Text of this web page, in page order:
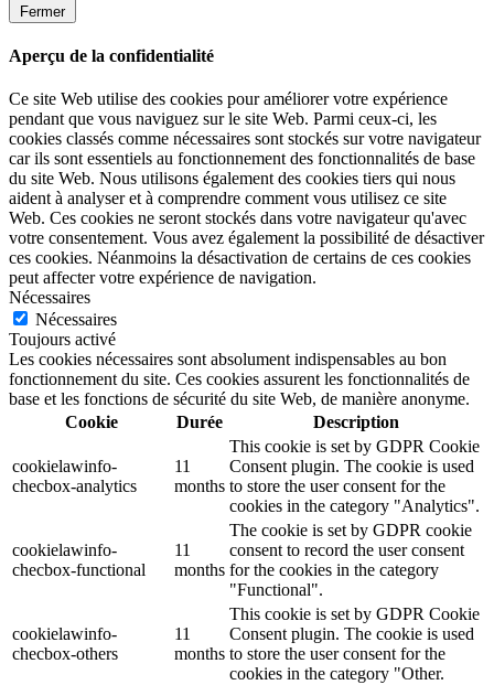
Fermer
Aperçu de la confidentialité
Ce site Web utilise des cookies pour améliorer votre expérience
pendant que vous naviguez sur le site Web. Parmi ceux-ci, les
cookies classés comme nécessaires sont stockés sur votre navigateur
car ils sont essentiels au fonctionnement des fonctionnalités de base
du site Web. Nous utilisons également des cookies tiers qui nous
aident à analyser et à comprendre comment vous utilisez ce site
Web. Ces cookies ne seront stockés dans votre navigateur qu'avec
votre consentement. Vous avez également la possibilité de désactiver
ces cookies. Néanmoins la désactivation de certains de ces cookies
peut affecter votre expérience de navigation.
Nécessaires
Nécessaires
Toujours activé
Les cookies nécessaires sont absolument indispensables au bon
fonctionnement du site. Ces cookies assurent les fonctionnalités de
base et les fonctions de sécurité du site Web, de manière anonyme.
Cookie
Durée Description
cookielawinfo-
checbox-analytics
11
months
This cookie is set by GDPR Cookie
Consent plugin. The cookie is used
to store the user consent for the
cookies in the category "Analytics".
cookielawinfo-
checbox-functional
11
months
The cookie is set by GDPR cookie
consent to record the user consent
for the cookies in the category
"Functional".
cookielawinfo-
checbox-others
11
months
This cookie is set by GDPR Cookie
Consent plugin. The cookie is used
to store the user consent for the
cookies in the category "Other.